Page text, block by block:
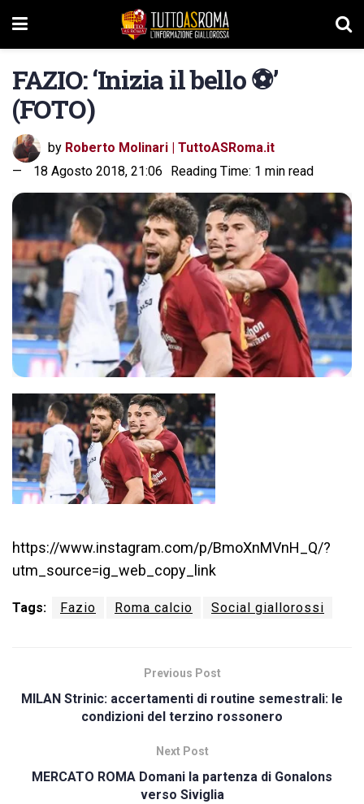
FAZIO: ‘Inizia il bello ⚽️’
(FOTO)
by Roberto Molinari | TuttoASRoma.it
18 Agosto 2018, 21:06
Reading Time: 1 min read
https://www.instagram.com/p/BmoXnMVnH_Q/?
utm_source=ig_web_copy_link
Tags: Fazio Roma calcio Social giallorossi
Previous Post
MILAN Strinic: accertamenti di routine semestrali: le
condizioni del terzino rossonero
Next Post
MERCATO ROMA Domani la partenza di Gonalons
verso Siviglia